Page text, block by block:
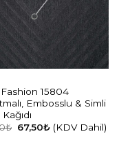
15804
Embosslu & Simli
₺ Orijinal
fiyat:
67,50₺Şu
andaki
(KDV Dahil)